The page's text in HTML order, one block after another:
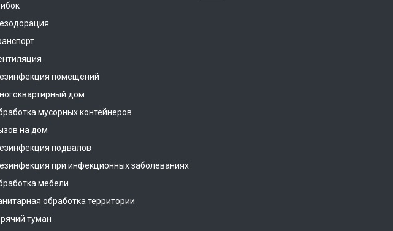
помещений
дом
мусорных контейнеров
на дом
подвалов
при инфекционных заболеваниях
мебели
обработка территории
туман